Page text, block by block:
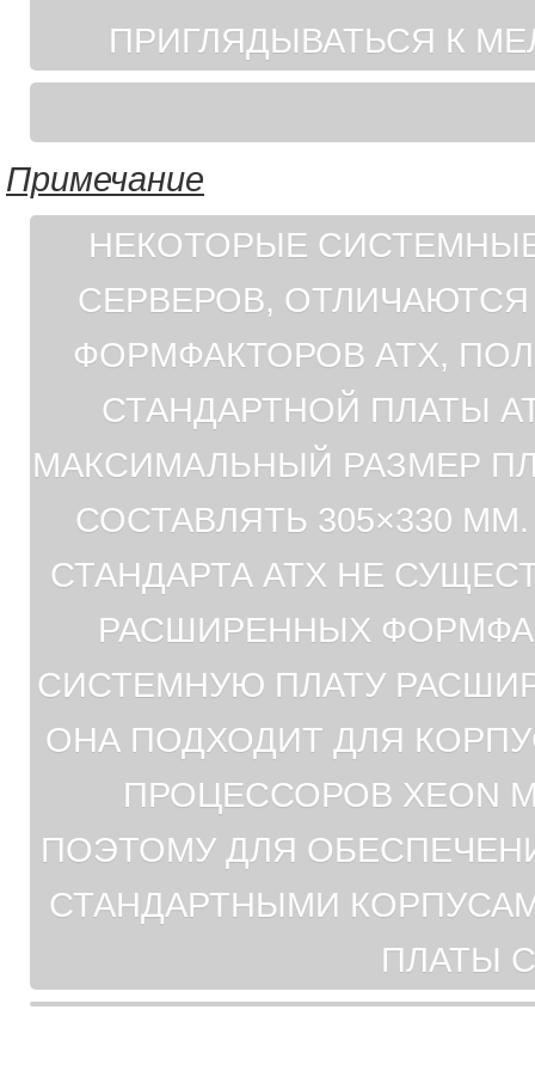
ПРИГЛЯДЫВАТЬСЯ К
Примечание
НЕКОТОРЫЕ
СЕРВЕРОВ,
ФОРМФАКТОРОВ ATX,
СТАНДАРТНОЙ ПЛАТЫ
МАКСИМАЛЬНЫЙ РАЗМЕР
СОСТАВЛЯТЬ 305×330
СТАНДАРТА ATX НЕ
РАСШИРЕННЫХ
СИСТЕМНУЮ ПЛАТУ
ОНА ПОДХОДИТ ДЛЯ
ПРОЦЕССОРОВ
ПОЭТОМУ ДЛЯ
СТАНДАРТНЫМИ
ПЛАТЫ